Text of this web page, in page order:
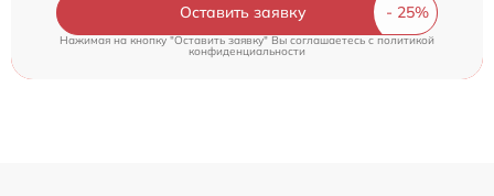
Оставить заявку
Нажимая на кнопку "Оставить заявку" Вы соглашаетесь cполитикой
конфиденциальности